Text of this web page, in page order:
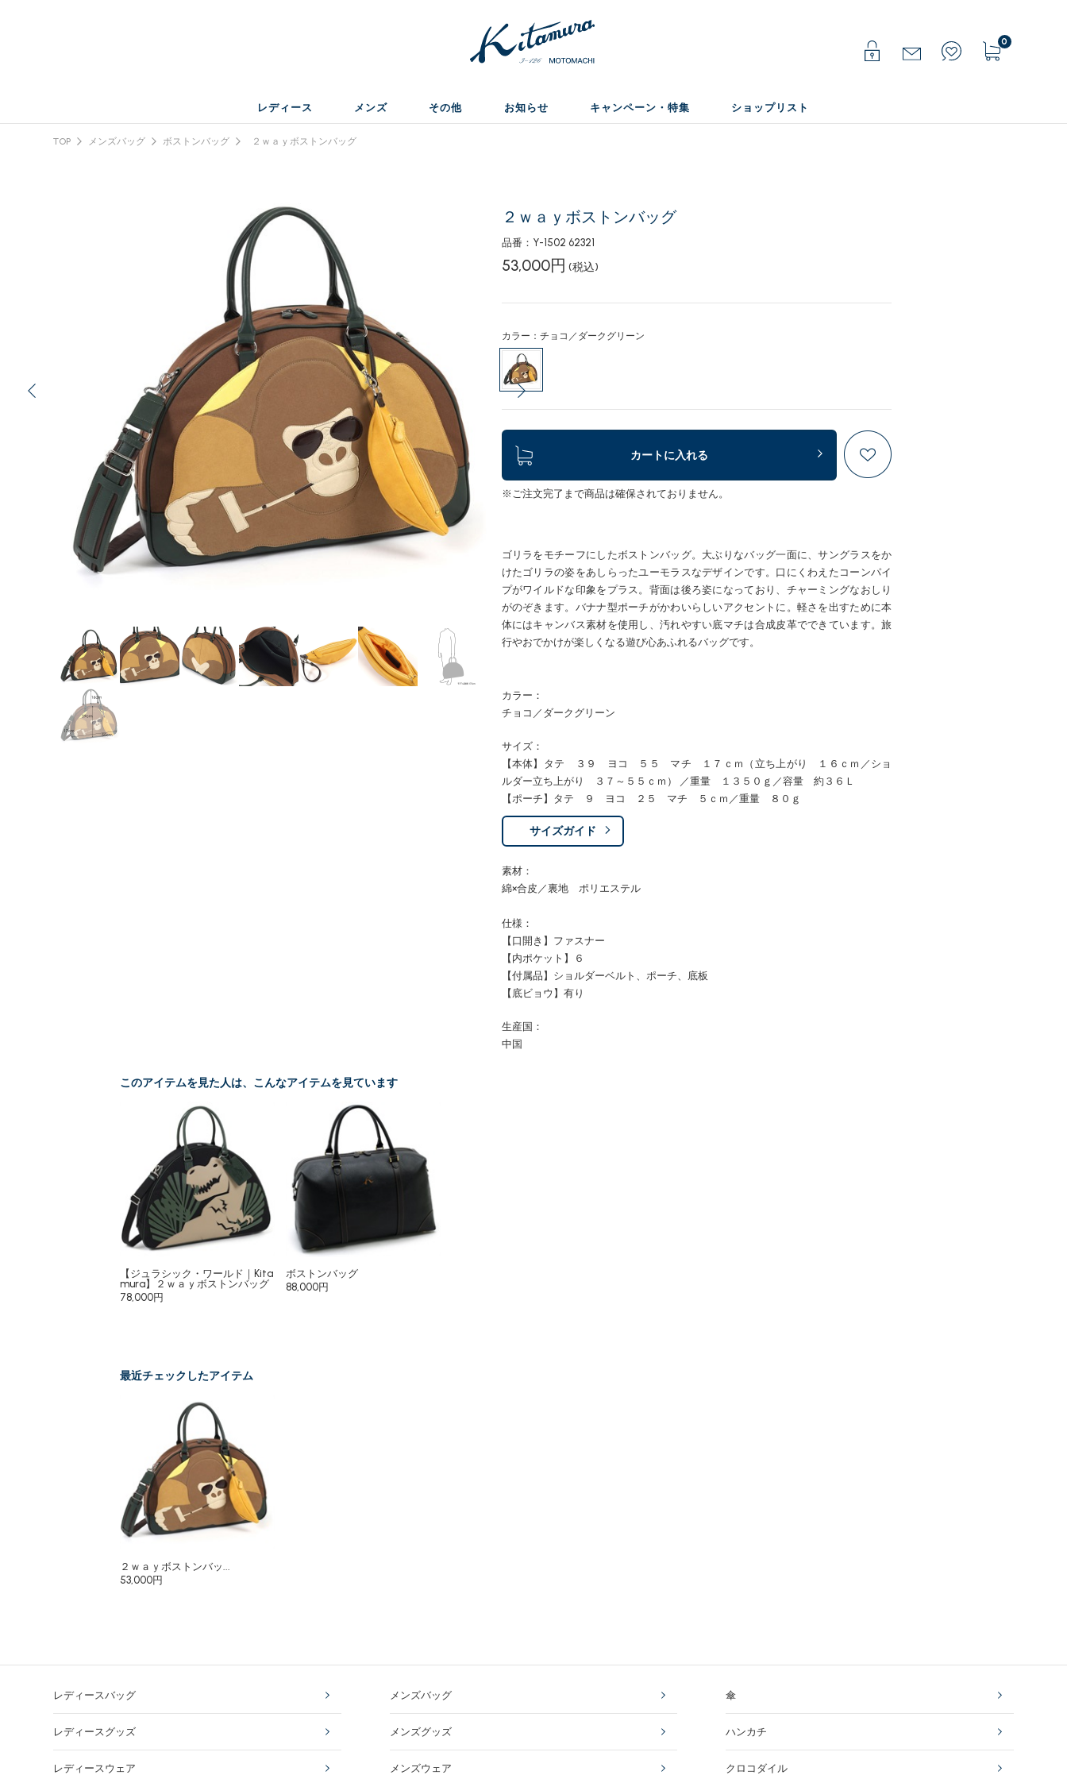
0
レディース メンズ その他 お知らせ キャンペーン・特集 ショップリスト
TOP メンズバッグ ボストンバッグ ２ｗａｙボストンバッグ
２ｗａｙボストンバッグ
品番：Y-1502 62321
53,000円 (税込)
カラー：チョコ／ダークグリーン
カートに入れる
※ご注文完了まで商品は確保されておりません。
ゴリラをモチーフにしたボストンバッグ。大ぶりなバッグ一面に、サングラスをか
けたゴリラの姿をあしらったユーモラスなデザインです。口にくわえたコーンパイ
プがワイルドな印象をプラス。背面は後ろ姿になっており、チャーミングなおしり
がのぞきます。バナナ型ポーチがかわいらしいアクセントに。軽さを出すために本
体にはキャンバス素材を使用し、汚れやすい底マチは合成皮革でできています。旅
行やおでかけが楽しくなる遊び心あふれるバッグです。
カラー：
チョコ／ダークグリーン
サイズ：
【本体】タテ ３９ ヨコ ５５ マチ １７ｃｍ（立ち上がり １６ｃｍ／ショ
ルダー立ち上がり ３７～５５ｃｍ） ／重量 １３５０ｇ／容量 約３６Ｌ
【ポーチ】タテ ９ ヨコ ２５ マチ ５ｃｍ／重量 ８０ｇ
サイズガイド
素材：
綿×合皮／裏地 ポリエステル
仕様：
【口開き】ファスナー
【内ポケット】６
【付属品】ショルダーベルト、ポーチ、底板
【底ビョウ】有り
生産国：
中国
このアイテムを見た人は、こんなアイテムを見ています
【ジュラシック・ワールド｜Kita
mura】２ｗａｙボストンバッグ
78,000円
ボストンバッグ
88,000円
最近チェックしたアイテム
２ｗａｙボストンバッ...
53,000円
レディースバッグ
レディースグッズ
レディースウェア
メンズバッグ
メンズグッズ
メンズウェア
傘
ハンカチ
クロコダイル